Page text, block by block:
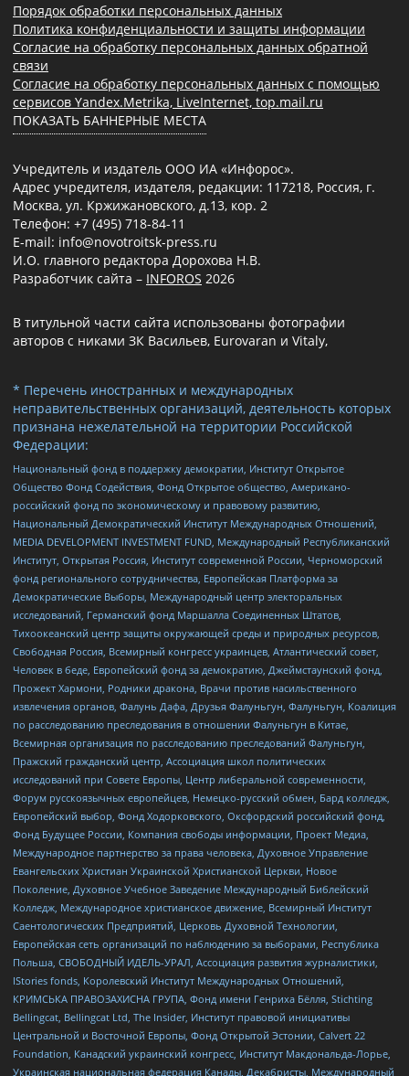
Порядок обработки персональных данных
Политика конфиденциальности и защиты информации
Согласие на обработку персональных данных обратной
связи
Согласие на обработку персональных данных с помощью
сервисов Yandex.Metrika, LiveInternet, top.mail.ru
ПОКАЗАТЬ БАННЕРНЫЕ МЕСТА
Учредитель и издатель ООО ИА «Инфорос».
Адрес учредителя, издателя, редакции: 117218, Россия, г.
Москва, ул. Кржижановского, д.13, кор. 2
Телефон: +7 (495) 718-84-11
E-mail: info@novotroitsk-press.ru
И.О. главного редактора Дорохова Н.В.
Разработчик сайта – INFOROS 2026
В титульной части сайта использованы фотографии
авторов с никами ЗК Васильев, Eurovaran и Vitaly,
* Перечень иностранных и международных
неправительственных организаций, деятельность которых
признана нежелательной на территории Российской
Федерации:
Национальный фонд в поддержку демократии, Институт Открытое
Общество Фонд Содействия, Фонд Открытое общество, Американо-
российский фонд по экономическому и правовому развитию,
Национальный Демократический Институт Международных Отношений,
MEDIA DEVELOPMENT INVESTMENT FUND, Международный Республиканский
Институт, Открытая Россия, Институт современной России, Черноморский
фонд регионального сотрудничества, Европейская Платформа за
Демократические Выборы, Международный центр электоральных
исследований, Германский фонд Маршалла Соединенных Штатов,
Тихоокеанский центр защиты окружающей среды и природных ресурсов,
Свободная Россия, Всемирный конгресс украинцев, Атлантический совет,
Человек в беде, Европейский фонд за демократию, Джеймстаунский фонд,
Прожект Хармони, Родники дракона, Врачи против насильственного
извлечения органов, Фалунь Дафа, Друзья Фалуньгун, Фалуньгун, Коалиция
по расследованию преследования в отношении Фалуньгун в Китае,
Всемирная организация по расследованию преследований Фалуньгун,
Пражский гражданский центр, Ассоциация школ политических
исследований при Совете Европы, Центр либеральной современности,
Форум русскоязычных европейцев, Немецко-русский обмен, Бард колледж,
Европейский выбор, Фонд Ходорковского, Оксфордский российский фонд,
Фонд Будущее России, Компания свободы информации, Проект Медиа,
Международное партнерство за права человека, Духовное Управление
Евангельских Христиан Украинской Христианской Церкви, Новое
Поколение, Духовное Учебное Заведение Международный Библейский
Колледж, Международное христианское движение, Всемирный Институт
Саентологических Предприятий, Церковь Духовной Технологии,
Европейская сеть организаций по наблюдению за выборами, Республика
Польша, СВОБОДНЫЙ ИДЕЛЬ-УРАЛ, Ассоциация развития журналистики,
IStories fonds, Королевский Институт Международных Отношений,
КРИМСЬКА ПРАВОЗАХИСНА ГРУПА, Фонд имени Генриха Бёлля, Stichting
Bellingcat, Bellingcat Ltd, The Insider, Институт правовой инициативы
Центральной и Восточной Европы, Фонд Открытой Эстонии, Calvert 22
Foundation, Канадский украинский конгресс, Институт Макдональда-Лорье,
Украинская национальная федерация Канады, Декабристы, Международный